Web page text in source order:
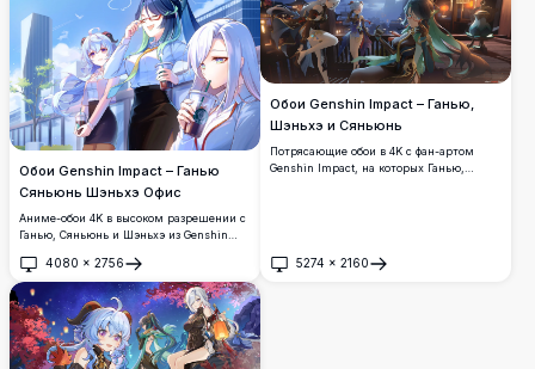
Обои Genshin Impact – Ганью
Сяньюнь Шэньхэ Офис
Аниме-обои 4K в высоком разрешении с
Ганью, Сяньюнь и Шэньхэ из Genshin
наслаждающихся холодными напитками
на солнечной крыше на фоне красивого
городского пейзажа.
4080 × 2756
Открыть
Обои Genshin Impact – Ганью,
Шэньхэ и Сяньюнь
Потрясающие обои в 4K с фан-артом
Genshin Impact, на которых Ганью,
5274 × 2160
Открыть